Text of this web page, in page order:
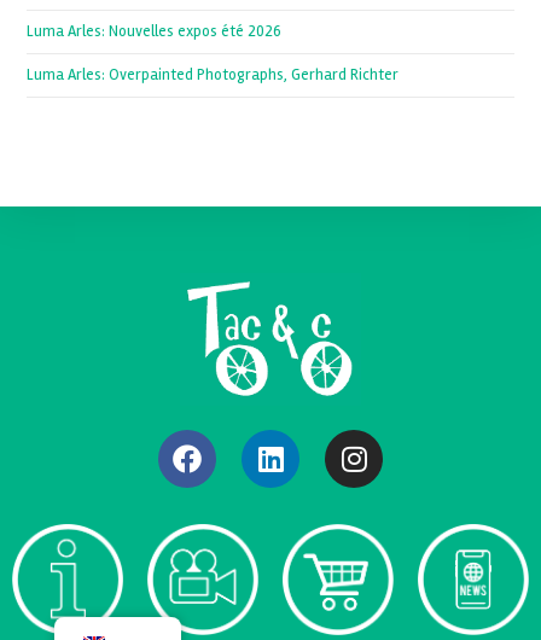
Luma Arles: Nouvelles expos été 2026
Luma Arles: Overpainted Photographs, Gerhard Richter